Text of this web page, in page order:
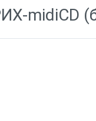
Денежные ящики
Денежные ящики
midiCD